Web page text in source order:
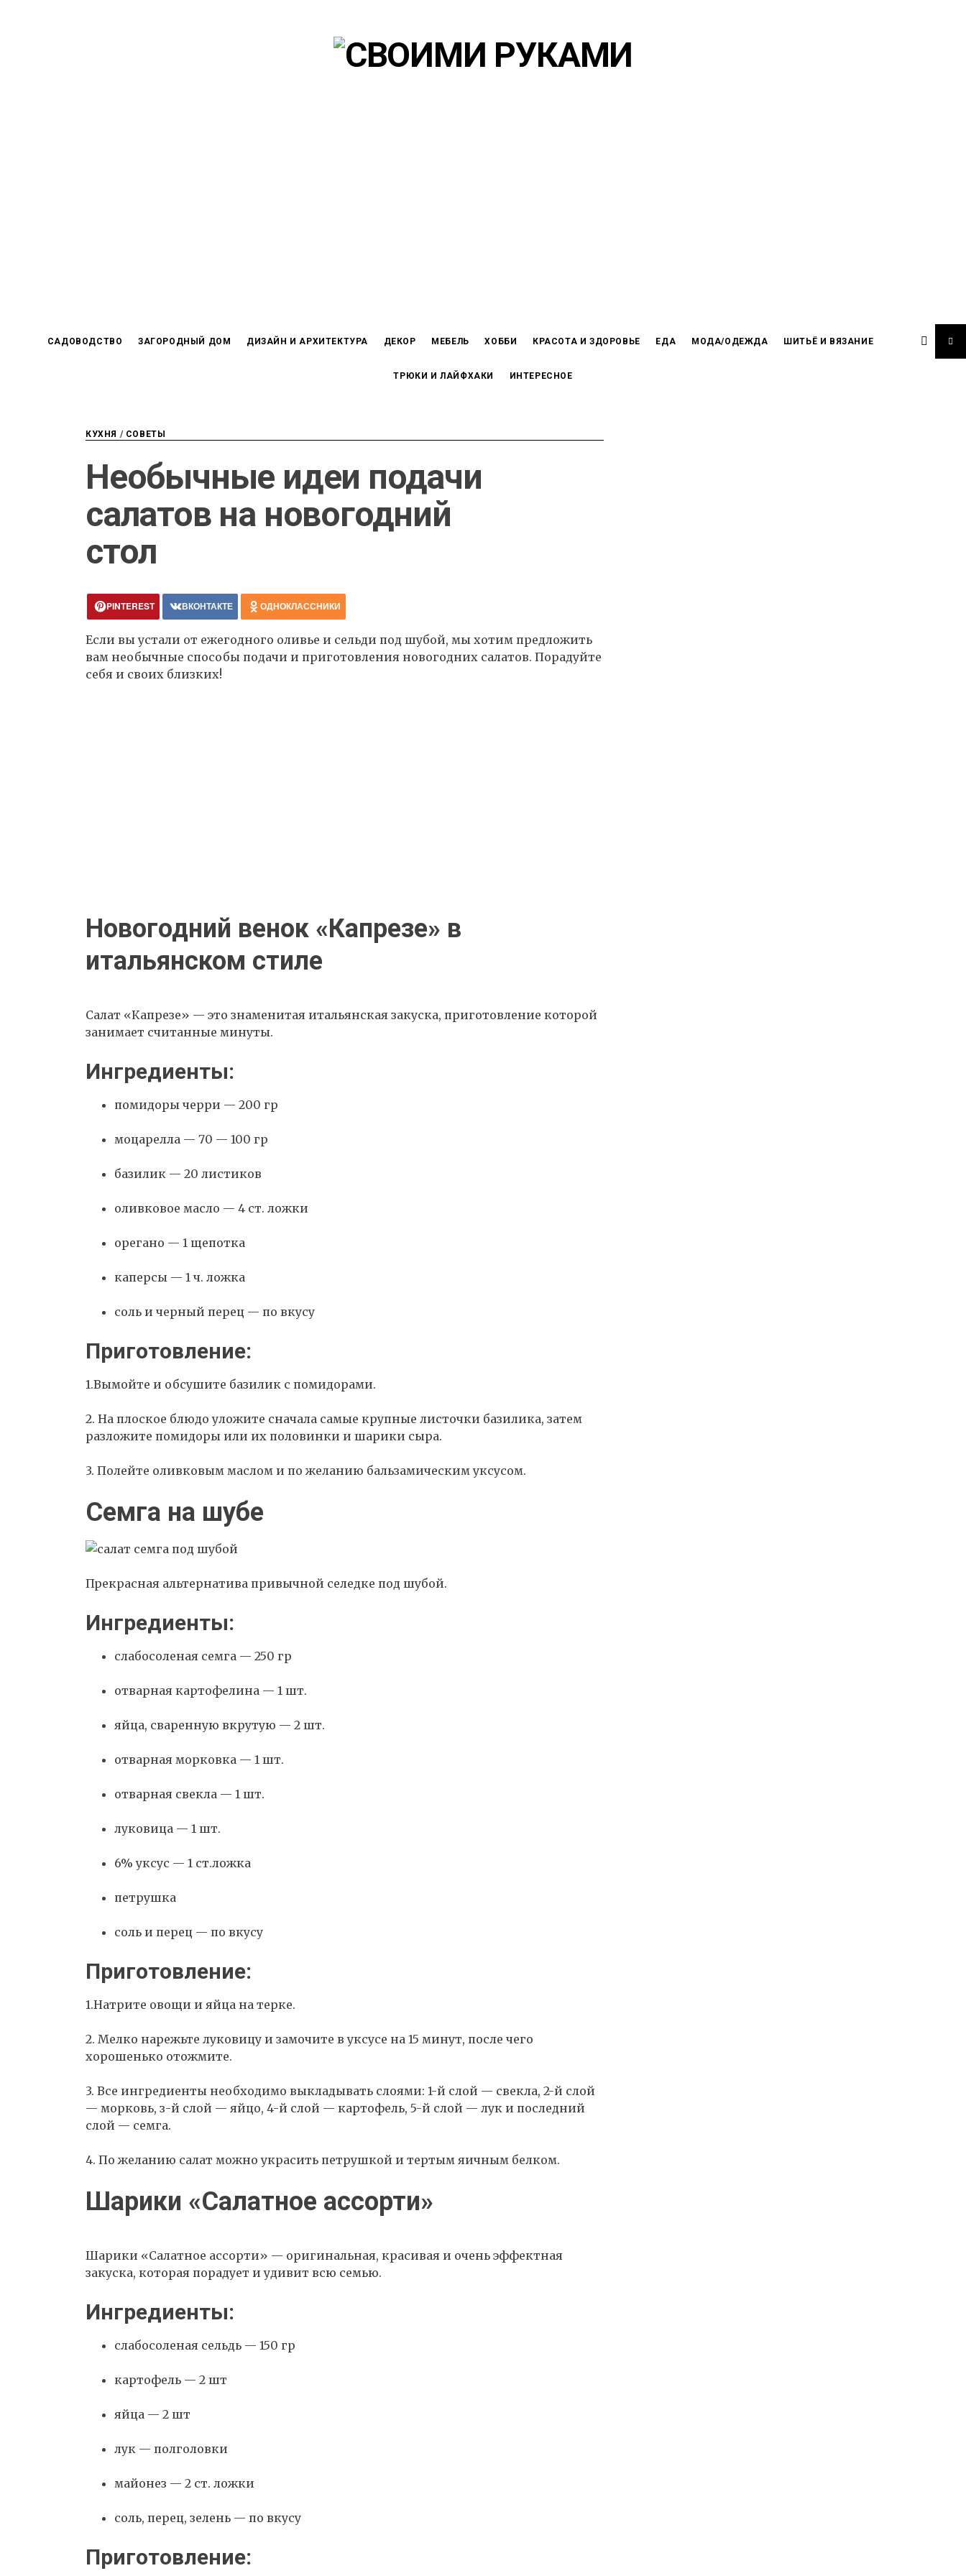
САДОВОДСТВО ЗАГОРОДНЫЙ ДОМ ДИЗАЙН И АРХИТЕКТУРА ДЕКОР МЕБЕЛЬ ХОББИ КРАСОТА И ЗДОРОВЬЕ ЕДА МОДА/ОДЕЖДА ШИТЬЁ И ВЯЗАНИЕ
ТРЮКИ И ЛАЙФХАКИ ИНТЕРЕСНОЕ
КУХНЯ / СОВЕТЫ
Необычные идеи подачи
салатов на новогодний
стол
PINTEREST ВКОНТАКТЕ ОДНОКЛАССНИКИ
Если вы устали от ежегодного оливье и сельди под шубой, мы хотим предложить
вам необычные способы подачи и приготовления новогодних салатов. Порадуйте
себя и своих близких!
Новогодний венок «Капрезе» в
итальянском стиле
Салат «Капрезе» — это знаменитая итальянская закуска, приготовление которой
занимает считанные минуты.
Ингредиенты:
помидоры черри — 200 гр
моцарелла — 70 — 100 гр
базилик — 20 листиков
оливковое масло — 4 ст. ложки
орегано — 1 щепотка
каперсы — 1 ч. ложка
соль и черный перец — по вкусу
Приготовление:
1.Вымойте и обсушите базилик с помидорами.
2. На плоское блюдо уложите сначала самые крупные листочки базилика, затем
разложите помидоры или их половинки и шарики сыра.
3. Полейте оливковым маслом и по желанию бальзамическим уксусом.
Семга на шубе
Прекрасная альтернатива привычной селедке под шубой.
Ингредиенты:
слабосоленая семга — 250 гр
отварная картофелина — 1 шт.
яйца, сваренную вкрутую — 2 шт.
отварная морковка — 1 шт.
отварная свекла — 1 шт.
луковица — 1 шт.
6% уксус — 1 ст.ложка
петрушка
соль и перец — по вкусу
Приготовление:
1.Натрите овощи и яйца на терке.
2. Мелко нарежьте луковицу и замочите в уксусе на 15 минут, после чего
хорошенько отожмите.
3. Все ингредиенты необходимо выкладывать слоями: 1-й слой — свекла, 2-й слой
— морковь, з-й слой — яйцо, 4-й слой — картофель, 5-й слой — лук и последний
слой — семга.
4. По желанию салат можно украсить петрушкой и тертым яичным белком.
Шарики «Салатное ассорти»
Шарики «Салатное ассорти» — оригинальная, красивая и очень эффектная
закуска, которая порадует и удивит всю семью.
Ингредиенты:
слабосоленая сельдь — 150 гр
картофель — 2 шт
яйца — 2 шт
лук — полголовки
майонез — 2 ст. ложки
соль, перец, зелень — по вкусу
Приготовление: